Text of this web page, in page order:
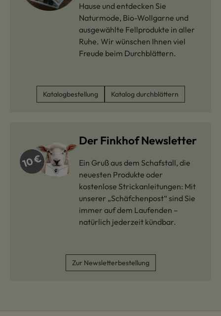
Hause und entdecken Sie
Naturmode, Bio-Wollgarne und
ausgewählte Fellprodukte in aller
Ruhe. Wir wünschen Ihnen viel
Freude beim Durchblättern.
Katalogbestellung Katalog durchblättern
Der Finkhof Newsletter
Ein Gruß aus dem Schafstall, die
neuesten Produkte oder
kostenlose Strickanleitungen: Mit
unserer „Schäfchenpost“ sind Sie
immer auf dem Laufenden –
natürlich jederzeit kündbar.
Zur Newsletterbestellung